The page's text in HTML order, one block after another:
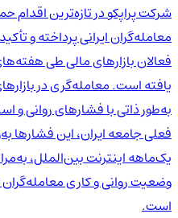
شرکت پراپکو در تازه‌ترین اقدام
معامله‌گران ایرانی پرداخته و
فعالان بازارهای مالی طی
یافته است. معامله‌گری در
به‌طور ذاتی با فشارهای روانی و
فعلی جامعه ایران، این فشارها
یک‌ماهه اینترنت بین‌الملل،
وضعیت روانی و کاری معامله‌گران
است.